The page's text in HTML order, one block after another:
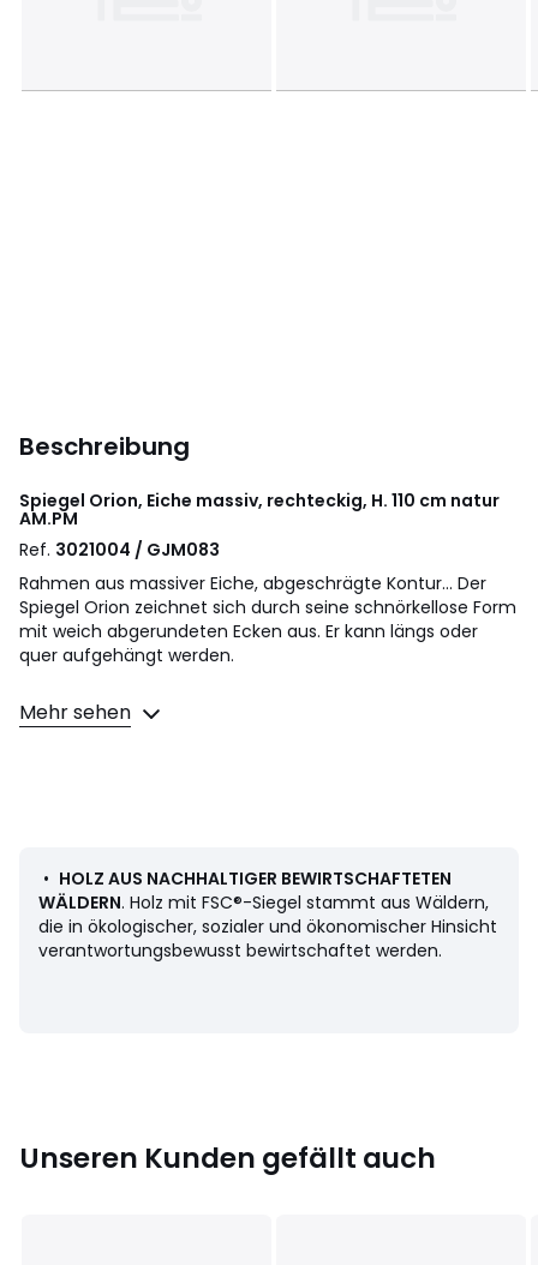
Beschreibung
Spiegel Orion, Eiche massiv, rechteckig, H. 110 cm natur
AM.PM
Ref. 3021004 / GJM083
Rahmen aus massiver Eiche, abgeschrägte Kontur... Der
Spiegel Orion zeichnet sich durch seine schnörkellose Form
mit weich abgerundeten Ecken aus. Er kann längs oder
quer aufgehängt werden.
Beschreibung
• Eiche massiv
• Breite: 110 cm
• Höhe: 60 cm
Herkunftsland : USA, Walnussbaum (Juglans Nigra L)
Mehr sehen
• HOLZ AUS NACHHALTIGER BEWIRTSCHAFTETEN
WÄLDERN. Holz mit FSC®-Siegel stammt aus Wäldern,
die in ökologischer, sozialer und ökonomischer Hinsicht
verantwortungsbewusst bewirtschaftet werden.
Unseren Kunden gefällt auch